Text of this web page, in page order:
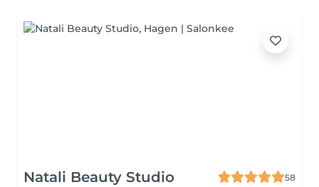
Natali Beauty Studio
58